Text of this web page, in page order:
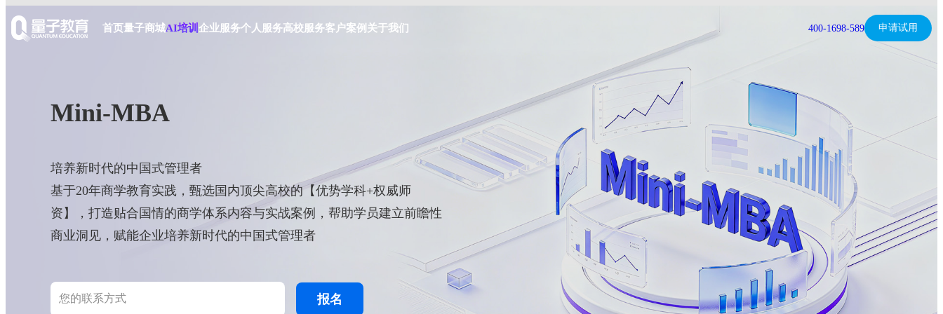
首页量子商城AI培训 企业服务个人服务高校服务客户案例 关于我们 400-1698-589 申请试用
Mini-MBA
培养新时代的中国式管理者
基于20年商学教育实践，甄选国内顶尖高校的【优势学科+权威师
资】，打造贴合国情的商学体系内容与实战案例，帮助学员建立前瞻性
商业洞见，赋能企业培养新时代的中国式管理者
报名